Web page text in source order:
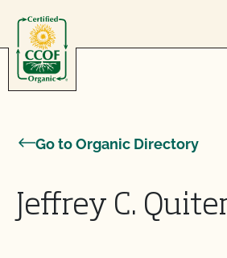
Go to Organic Directory
Jeffrey C.